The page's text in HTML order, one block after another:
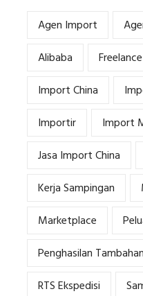
Agen Import
Alibaba
Freelance
Import China
Importir
Import
Jasa Import China
Kerja Sampingan
Marketplace
Penghasilan Tambahan
RTS Ekspedisi